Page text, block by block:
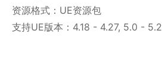
资源格式：UE资源包
支持UE版本：4.18 - 4.27, 5.0 - 5.2